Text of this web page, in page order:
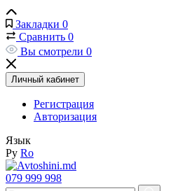
Закладки 0
Сравнить 0
Вы смотрели 0
Личный кабинет
Регистрация
Авторизация
Язык
Ру Ro
079 999 998